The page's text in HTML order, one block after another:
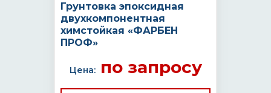
Грунтовка эпоксидная
двухкомпонентная
химстойкая «ФАРБЕН
ПРОФ»
Цена:по запросу